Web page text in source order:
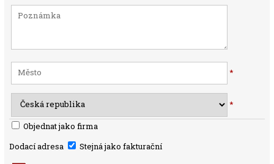
*
*
Objednat jako firma
Dodací adresa
Stejná jako fakturační